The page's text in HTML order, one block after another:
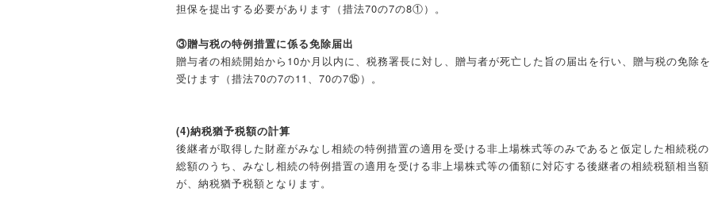
担保を提出する必要があります（措法70の7の8①）。
③贈与税の特例措置に係る免除届出
贈与者の相続開始から10か月以内に、税務署長に対し、贈与者が死亡した旨の届出を行い、贈与税の免除を
受けます（措法70の7の11、70の7⑮）。
(4)納税猶予税額の計算
後継者が取得した財産がみなし相続の特例措置の適用を受ける非上場株式等のみであると仮定した相続税の
総額のうち、みなし相続の特例措置の適用を受ける非上場株式等の価額に対応する後継者の相続税額相当額
が、納税猶予税額となります。